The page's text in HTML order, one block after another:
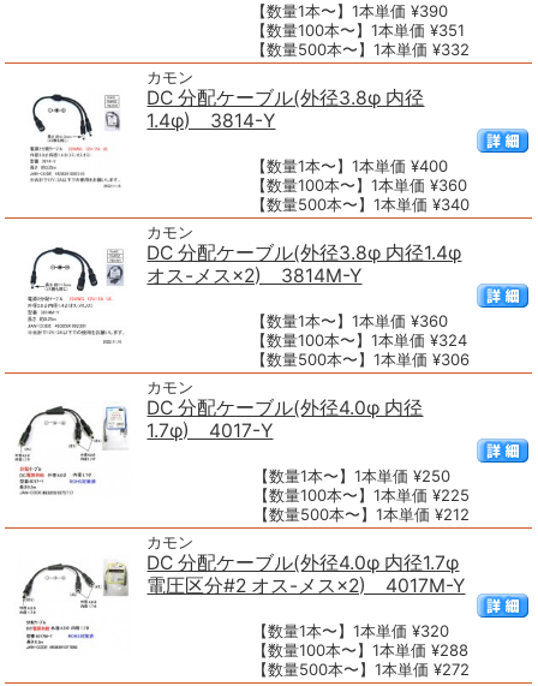
【数量1本〜】1本単価 ¥390
【数量100本〜】1本単価 ¥351
【数量500本〜】1本単価 ¥332
カモン
DC 分配ケーブル(外径3.8φ 内径
1.4φ) 3814-Y
【数量1本〜】1本単価 ¥400
【数量100本〜】1本単価 ¥360
【数量500本〜】1本単価 ¥340
カモン
DC 分配ケーブル(外径3.8φ 内径1.4φ
オス-メス×2) 3814M-Y
【数量1本〜】1本単価 ¥360
【数量100本〜】1本単価 ¥324
【数量500本〜】1本単価 ¥306
カモン
DC 分配ケーブル(外径4.0φ 内径
1.7φ) 4017-Y
【数量1本〜】1本単価 ¥250
【数量100本〜】1本単価 ¥225
【数量500本〜】1本単価 ¥212
カモン
DC 分配ケーブル(外径4.0φ 内径1.7φ
電圧区分#2 オス-メス×2) 4017M-Y
【数量1本〜】1本単価 ¥320
【数量100本〜】1本単価 ¥288
【数量500本〜】1本単価 ¥272